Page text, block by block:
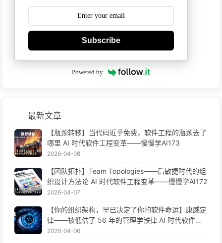
Subscribe
Powered by
最新文章
【瓶颈转移】当代码近乎免费，软件工程的瓶颈去了
哪里 AI 时代软件工程变革——慢慢学AI173
2026-04-08
【团队拓扑】Team Topologies——后敏捷时代的组
织设计方法论 AI 时代软件工程变革——慢慢学AI172
2026-04-07
【你的组织架构，早已决定了你的软件命运】康威定
律——被低估了 56 年的管理学铁律 AI 时代软件工
程变革——慢慢学AI171
2026-04-06